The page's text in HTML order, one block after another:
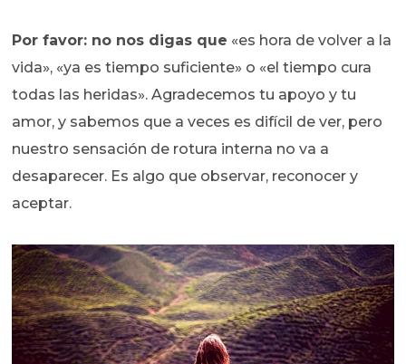
Por favor: no nos digas que «es hora de volver a la
vida», «ya es tiempo suficiente» o «el tiempo cura
todas las heridas». Agradecemos tu apoyo y tu
amor, y sabemos que a veces es difícil de ver, pero
nuestro sensación de rotura interna no va a
desaparecer. Es algo que observar, reconocer y
aceptar.